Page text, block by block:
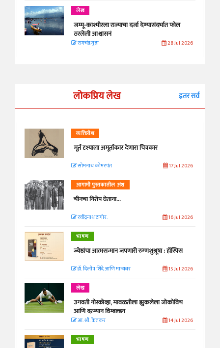
लेख
जम्मू-काश्मीरला राज्याचा दर्जा देण्यासंदर्भात फोल
ठरलेली आश्वासनं
रामचंद्र गुहा 28 Jul 2026
लोकप्रिय लेख इतर सर्व
व्यक्तिवेध
मूर्त दृश्याला अमूर्ताकार देणारा चित्रकार
सोमनाथ कोमरपंत 17 Jul 2026
आगामी पुस्तकातील अंश
चीनचा निरोप घेताना...
रवींद्रनाथ टागोर. 16 Jul 2026
भाषण
ज्येष्ठांचा आत्मसन्मान जपणारी रुग्णशुश्रूषा : हॉस्पिस
डॉ. दिलीप शिंदे आणि मान्यवर 15 Jul 2026
लेख
उगवती नोस्कोव्हा, मावळतीला झुकलेला जोकोविच
आणि दरम्यान विम्बल्डन
आ. श्री. केतकर 14 Jul 2026
भाषण